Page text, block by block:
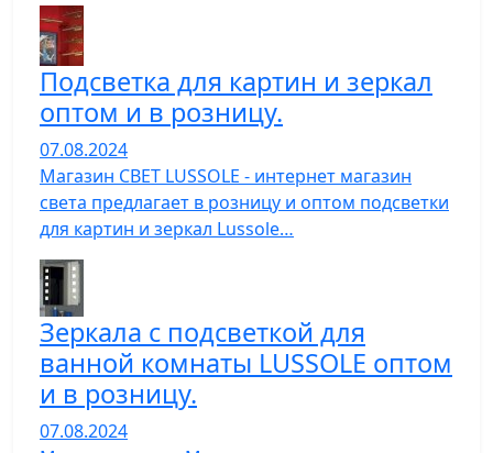
Подсветка для картин и зеркал
оптом и в розницу.
07.08.2024
Магазин СВЕТ LUSSOLE - интернет магазин
света предлагает в розницу и оптом подсветки
для картин и зеркал Lussole…
Зеркала с подсветкой для
ванной комнаты LUSSOLE оптом
и в розницу.
07.08.2024